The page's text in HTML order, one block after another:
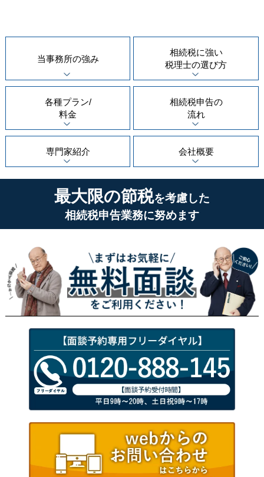
当事務所の強み
相続税に強い
税理士の選び方
各種プラン/
料金
相続税申告の
流れ
専門家紹介 会社概要
最大限の節税を考慮した
相続税申告業務に努めます